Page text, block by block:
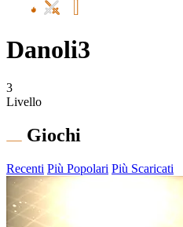
Danoli3
3
Livello
Giochi
Recenti Più Popolari Più Scaricati